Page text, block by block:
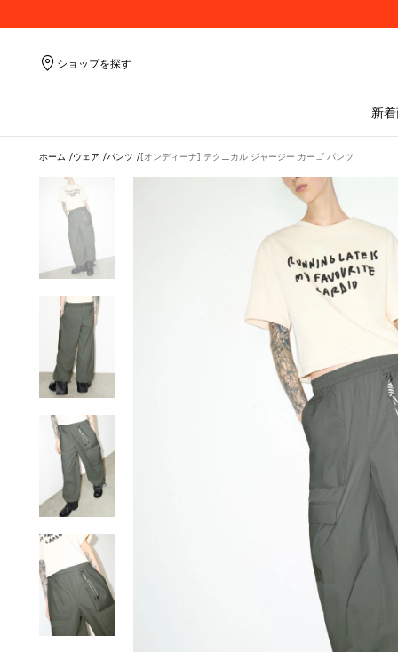
ショップを探す
新
ホーム ウェア パンツ [オンディーナ] テクニカル ジャージー カーゴ パンツ